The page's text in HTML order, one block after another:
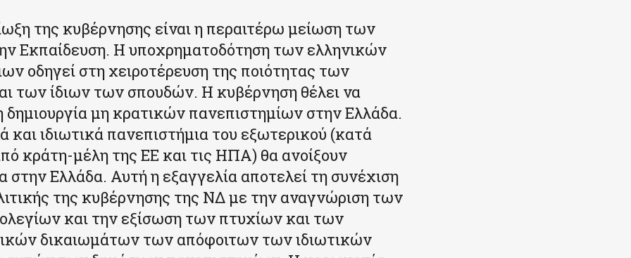
της κυβέρνησης είναι η περαιτέρω μείωση των
Εκπαίδευση. H υποχρηματοδότηση των ελληνικών
οδηγεί στη χειροτέρευση της ποιότητας των
των ίδιων των σπουδών. Η κυβέρνηση θέλει να
δημιουργία μη κρατικών πανεπιστημίων στην Ελλάδα.
και ιδιωτικά πανεπιστήμια του εξωτερικού (κατά
κράτη-μέλη της ΕΕ και τις ΗΠΑ) θα ανοίξουν
στην Ελλάδα. Αυτή η εξαγγελία αποτελεί τη συνέχιση
της κυβέρνησης της ΝΔ με την αναγνώριση των
και την εξίσωση των πτυχίων και των
δικαιωμάτων των απόφοιτων των ιδιωτικών